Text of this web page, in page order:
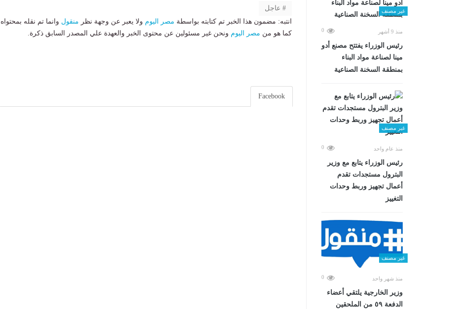
غير مصنف
منذ 9 أشهر 0
رئيس الوزراء يفتتح مصنع أدو
مينا لصناعة مواد البناء
بمنطقة السخنة الصناعية
غير مصنف
منذ عام واحد 0
رئيس الوزراء يتابع مع وزير
البترول مستجدات تقدم
أعمال تجهيز وربط وحدات
التغييز
غير مصنف
منذ شهر واحد 0
وزير الخارجية يلتقي أعضاء
الدفعة ٥٩ من الملحقين
عاجل
انتبه: مضمون هذا الخبر تم كتابته بواسطة مصر اليوم ولا يعبر عن وجهة نظر منقول وانما تم نقله بمحتواه
كما هو من مصر اليوم ونحن غير مسئولين عن محتوى الخبر والعهدة علي المصدر السابق ذكرة.
Facebook